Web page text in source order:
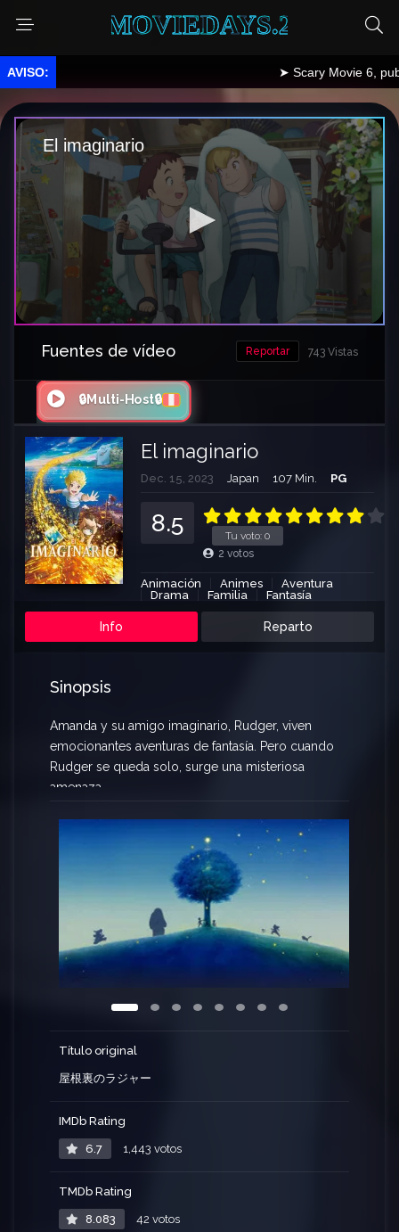
MOVIEDAYS.2
➤ Scary Movie 6, publicado.
Fuentes de vídeo 743 Vistas
Reportar
🔒Multi-Host🔒
El imaginario
Dec. 15, 2023 Japan 107 Min. PG
Tu voto: 0
8.5
2 votos
Animación Animes
Aventura
Drama
Familia Fantasía
Info Reparto
Sinopsis
Amanda y su amigo imaginario, Rudger, viven
emocionantes aventuras de fantasía. Pero cuando
Rudger se queda solo, surge una misteriosa
amenaza.
Título original
屋根裏のラジャー
IMDb Rating
6.7 1,443 votos
TMDb Rating
8.083 42 votos